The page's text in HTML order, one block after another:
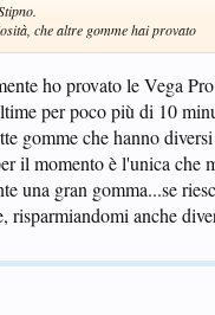
che altre gomme hai provato
ho provato le Vega
per poco più di 10
gomme che hanno
il momento è l'unica che
una gran gomma...se
risparmiandomi anche